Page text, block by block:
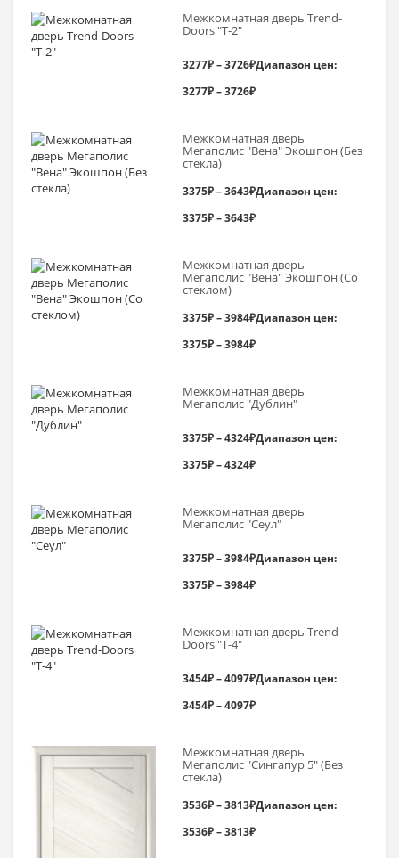
Межкомнатная дверь Trend-
Doоrs "Т-2"
3277₽–3726₽Диапазон цен:
3277₽ – 3726₽
Межкомнатная дверь
Мегаполис "Вена" Экошпон (Без
стекла)
3375₽–3643₽Диапазон цен:
3375₽ – 3643₽
Межкомнатная дверь
Мегаполис "Вена" Экошпон (Со
стеклом)
3375₽–3984₽Диапазон цен:
3375₽ – 3984₽
Межкомнатная дверь
Мегаполис "Дублин"
3375₽–4324₽Диапазон цен:
3375₽ – 4324₽
Межкомнатная дверь
Мегаполис "Сеул"
3375₽–3984₽Диапазон цен:
3375₽ – 3984₽
Межкомнатная дверь Trend-
Doоrs "Т-4"
3454₽–4097₽Диапазон цен:
3454₽ – 4097₽
Межкомнатная дверь
Мегаполис "Сингапур 5" (Без
стекла)
3536₽–3813₽Диапазон цен:
3536₽ – 3813₽